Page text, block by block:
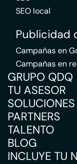
SEO local
Publicidad
Campañas en
Campañas en
GRUPO QDQ
TU ASESOR
PARTNERS
TALENTO
BLOG
INCLUYE TU